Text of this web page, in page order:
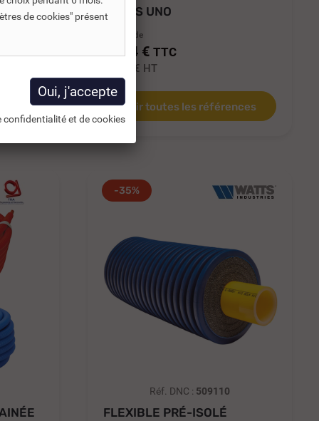
panier
WATTS UNO
A partir de
14,14 € TTC
11,78 € HT
Voir toutes les références
-35%
Réf. DNC : 509110
FLEXIBLE PRÉ-ISOLÉ
de cookies" présent
confidentialité et de cookies